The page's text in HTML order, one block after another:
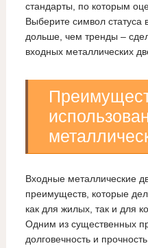
стандарты, по которым
Выберите символ статуса
дольше, чем тренды –
входных металлических
Входные металлические
преимуществ, которые
как для жилых, так и для
Одним из существенных
долговечность и